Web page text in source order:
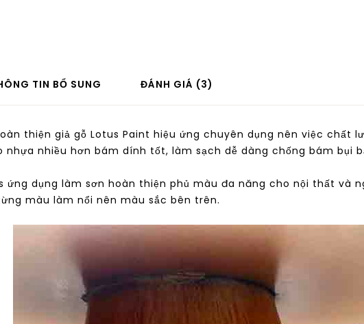
TIN BỔ SUNG ĐÁNH GIÁ (3)
thiện giả gỗ Lotus Paint hiệu ứng chuyên dụng nên việc chất
nhựa nhiều hơn bám dính tốt, làm sạch dễ dàng chống bám bụi
ứng dụng làm sơn hoàn thiện phủ màu đa năng cho nội thất và
màu làm nổi nên màu sắc bên trên.